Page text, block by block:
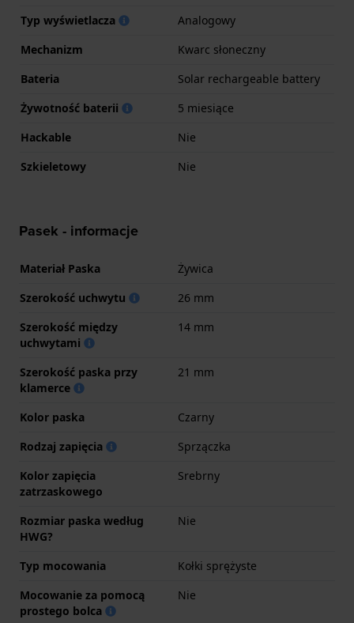
Typ wyświetlacza
Analogowy
Mechanizm
Kwarc słoneczny
Bateria
Solar rechargeable battery
Żywotność baterii
5 miesiące
Hackable
Nie
Szkieletowy
Nie
Pasek - informacje
Materiał Paska
Żywica
Szerokość uchwytu
26 mm
Szerokość między
uchwytami
14 mm
Szerokość paska przy
klamerce
21 mm
Kolor paska
Czarny
Rodzaj zapięcia
Sprzączka
Kolor zapięcia
zatrzaskowego
Srebrny
Rozmiar paska według
HWG?
Nie
Typ mocowania
Kołki sprężyste
Mocowanie za pomocą
prostego bolca
Nie